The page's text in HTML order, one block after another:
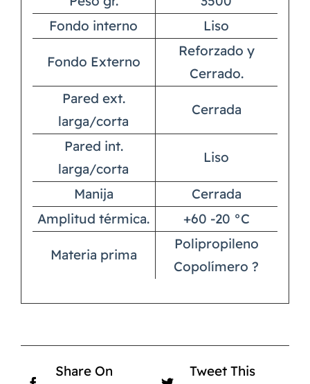
Fondo interno
Liso
Fondo Externo
Reforzado y
Cerrado.
Pared ext.
larga/corta
Cerrada
Pared int.
larga/corta
Liso
Manija
Cerrada
Amplitud térmica.
+60 -20 °C
Materia prima
Polipropileno
Copolímero ?
Share On
Tweet This